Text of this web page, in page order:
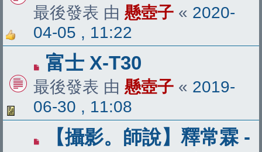
最後發表 由 懸壺子 « 2020-
04-05 , 11:22
富士 X-T30
最後發表 由 懸壺子 « 2019-
06-30 , 11:08
【攝影。師說】釋常霖 -